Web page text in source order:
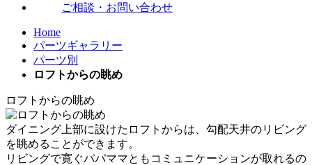
ご相談・お問い合わせ
Home
パーツギャラリー
パーツ別
ロフトからの眺め
ロフトからの眺め
ダイニング上部に設けたロフトからは、勾配天井のリビング
を眺めることができます。
リビングで寛ぐパパママともコミュニケーションが取れるの